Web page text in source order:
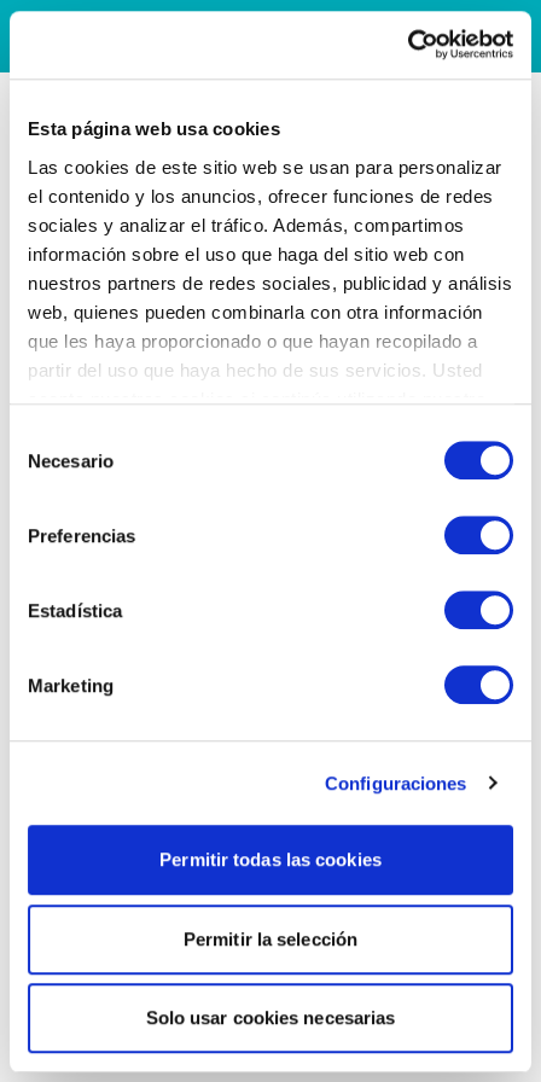
Esta página web usa cookies
Las cookies de este sitio web se usan para personalizar
el contenido y los anuncios, ofrecer funciones de redes
sociales y analizar el tráfico. Además, compartimos
información sobre el uso que haga del sitio web con
nuestros partners de redes sociales, publicidad y análisis
web, quienes pueden combinarla con otra información
que les haya proporcionado o que hayan recopilado a
partir del uso que haya hecho de sus servicios. Usted
Necesario
Preferencias
Estadística
Marketing
Configuraciones
Permitir todas las cookies
Permitir la selección
Solo usar cookies necesarias